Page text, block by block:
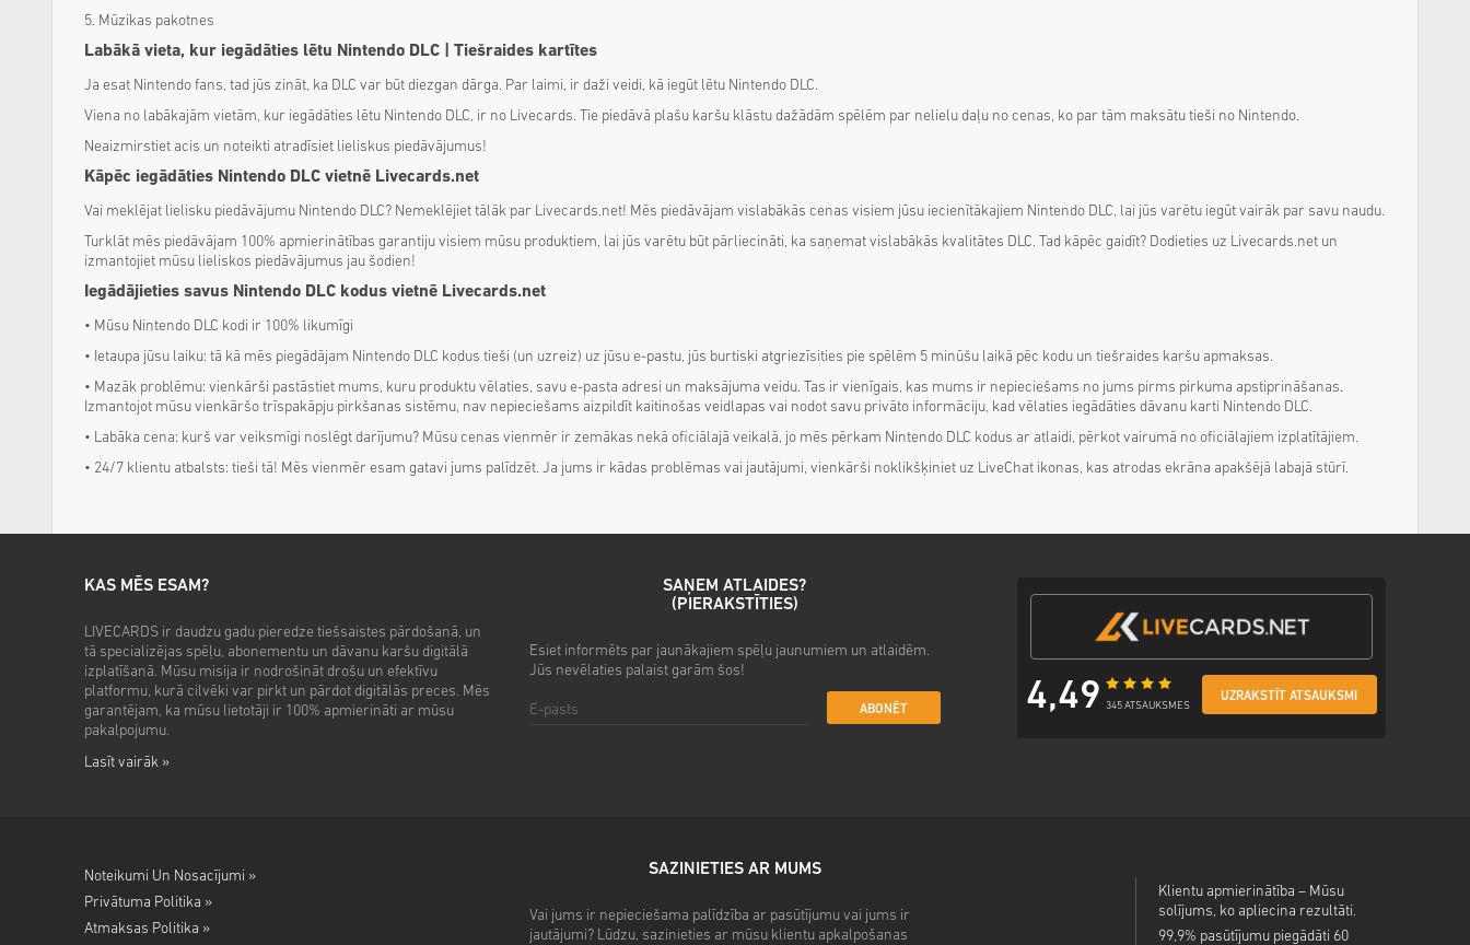
5. Mūzikas pakotnes
Labākā vieta, kur iegādāties lētu Nintendo DLC | Tiešraides kartītes
Ja esat Nintendo fans, tad jūs zināt, ka DLC var būt diezgan dārga. Par laimi, ir daži veidi, kā iegūt lētu Nintendo DLC.
Viena no labākajām vietām, kur iegādāties lētu Nintendo DLC, ir no Livecards. Tie piedāvā plašu karšu klāstu dažādām spēlēm par nelielu daļu no cenas, ko par tām maksātu tieši no Nintendo.
Neaizmirstiet acis un noteikti atradīsiet lieliskus piedāvājumus!
Kāpēc iegādāties Nintendo DLC vietnē Livecards.net
Vai meklējat lielisku piedāvājumu Nintendo DLC? Nemeklējiet tālāk par Livecards.net! Mēs piedāvājam vislabākās cenas visiem jūsu iecienītākajiem Nintendo DLC, lai jūs varētu iegūt vairāk par savu naudu.
Turklāt mēs piedāvājam 100% apmierinātības garantiju visiem mūsu produktiem, lai jūs varētu būt pārliecināti, ka saņemat vislabākās kvalitātes DLC. Tad kāpēc gaidīt? Dodieties uz Livecards.net un
izmantojiet mūsu lieliskos piedāvājumus jau šodien!
Iegādājieties savus Nintendo DLC kodus vietnē Livecards.net
• Mūsu Nintendo DLC kodi ir 100% likumīgi
• Ietaupa jūsu laiku: tā kā mēs piegādājam Nintendo DLC kodus tieši (un uzreiz) uz jūsu e-pastu, jūs burtiski atgriezīsities pie spēlēm 5 minūšu laikā pēc kodu un tiešraides karšu apmaksas.
• Mazāk problēmu: vienkārši pastāstiet mums, kuru produktu vēlaties, savu e-pasta adresi un maksājuma veidu. Tas ir vienīgais, kas mums ir nepieciešams no jums pirms pirkuma apstiprināšanas.
Izmantojot mūsu vienkāršo trīspakāpju pirkšanas sistēmu, nav nepieciešams aizpildīt kaitinošas veidlapas vai nodot savu privāto informāciju, kad vēlaties iegādāties dāvanu karti Nintendo DLC.
• Labāka cena: kurš var veiksmīgi noslēgt darījumu? Mūsu cenas vienmēr ir zemākas nekā oficiālajā veikalā, jo mēs pērkam Nintendo DLC kodus ar atlaidi, pērkot vairumā no oficiālajiem izplatītājiem.
• 24/7 klientu atbalsts: tieši tā! Mēs vienmēr esam gatavi jums palīdzēt. Ja jums ir kādas problēmas vai jautājumi, vienkārši noklikšķiniet uz LiveChat ikonas, kas atrodas ekrāna apakšējā labajā stūrī.
KAS MĒS ESAM?
LIVECARDS ir daudzu gadu pieredze tiešsaistes pārdošanā, un
tā specializējas spēļu, abonementu un dāvanu karšu digitālā
izplatīšanā. Mūsu misija ir nodrošināt drošu un efektīvu
platformu, kurā cilvēki var pirkt un pārdot digitālās preces. Mēs
garantējam, ka mūsu lietotāji ir 100% apmierināti ar mūsu
pakalpojumu.
Lasīt vairāk »
SAŅEM ATLAIDES?
(PIERAKSTĪTIES)
Esiet informēts par jaunākajiem spēļu jaunumiem un atlaidēm.
Jūs nevēlaties palaist garām šos!
ABONĒT 4,49 345 ATSAUKSMES
UZRAKSTĪT ATSAUKSMI
Noteikumi Un Nosacījumi »
Privātuma Politika »
Atmaksas Politika »
SAZINIETIES AR MUMS
Vai jums ir nepieciešama palīdzība ar pasūtījumu vai jums ir
jautājumi? Lūdzu, sazinieties ar mūsu klientu apkalpošanas
Klientu apmierinātība – Mūsu
solījums, ko apliecina rezultāti.
99,9% pasūtījumu piegādāti 60